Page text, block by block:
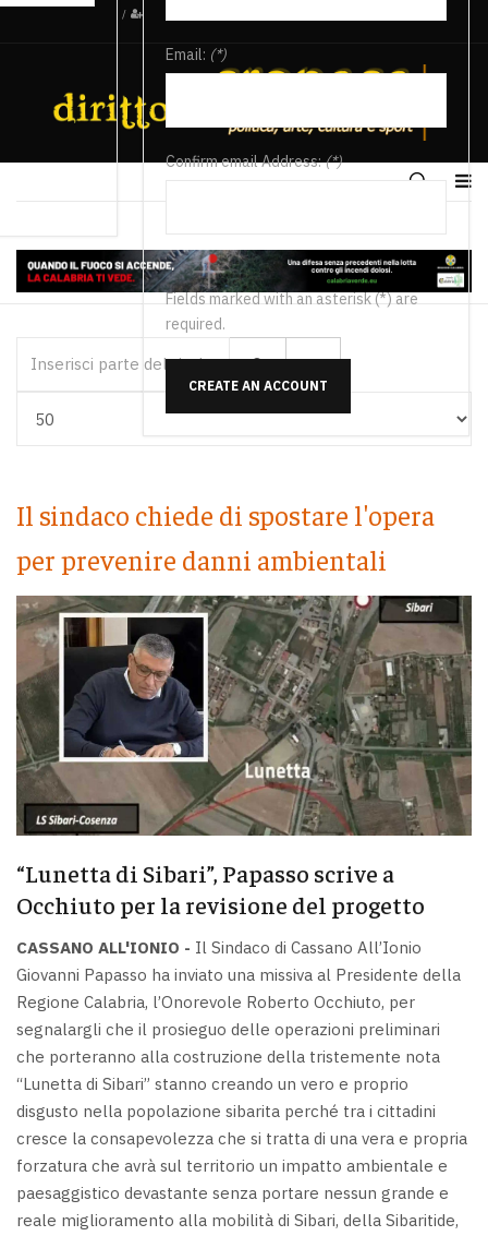
/
Email: (*)
Confirm email Address:(*)
Fields marked with an asterisk (*) are
required.
CREATE AN ACCOUNT
Il sindaco chiede di spostare l'opera
per prevenire danni ambientali
“Lunetta di Sibari”, Papasso scrive a
Occhiuto per la revisione del progetto
CASSANO ALL'IONIO - Il Sindaco di Cassano All’Ionio
Giovanni Papasso ha inviato una missiva al Presidente della
Regione Calabria, l’Onorevole Roberto Occhiuto, per
segnalargli che il prosieguo delle operazioni preliminari
che porteranno alla costruzione della tristemente nota
“Lunetta di Sibari” stanno creando un vero e proprio
disgusto nella popolazione sibarita perché tra i cittadini
cresce la consapevolezza che si tratta di una vera e propria
forzatura che avrà sul territorio un impatto ambientale e
paesaggistico devastante senza portare nessun grande e
reale miglioramento alla mobilità di Sibari, della Sibaritide,